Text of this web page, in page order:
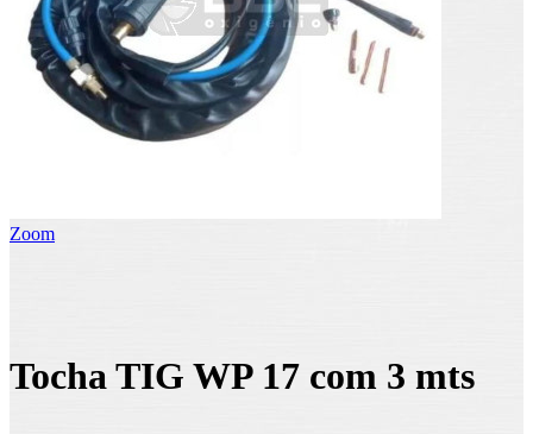
Zoom
Tocha TIG WP 17 com 3 mts